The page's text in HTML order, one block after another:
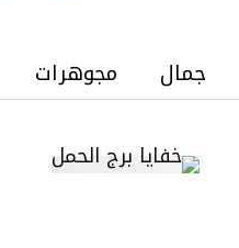
جمال مجوهرات